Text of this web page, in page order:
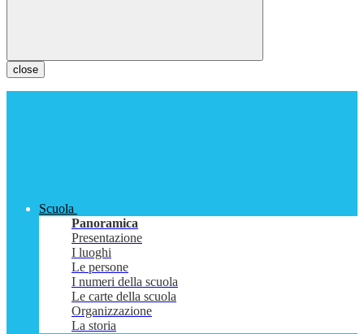
close
Scuola
Panoramica
Presentazione
I luoghi
Le persone
I numeri della scuola
Le carte della scuola
Organizzazione
La storia